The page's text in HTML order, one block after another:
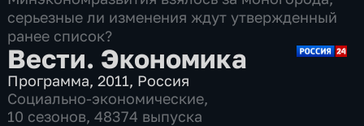
серьезные ли изменения ждут утвержденный
ранее список?
Вести. Экономика
Программа,2011, Россия
Социально-экономические,
10 сезонов, 48374 выпуска